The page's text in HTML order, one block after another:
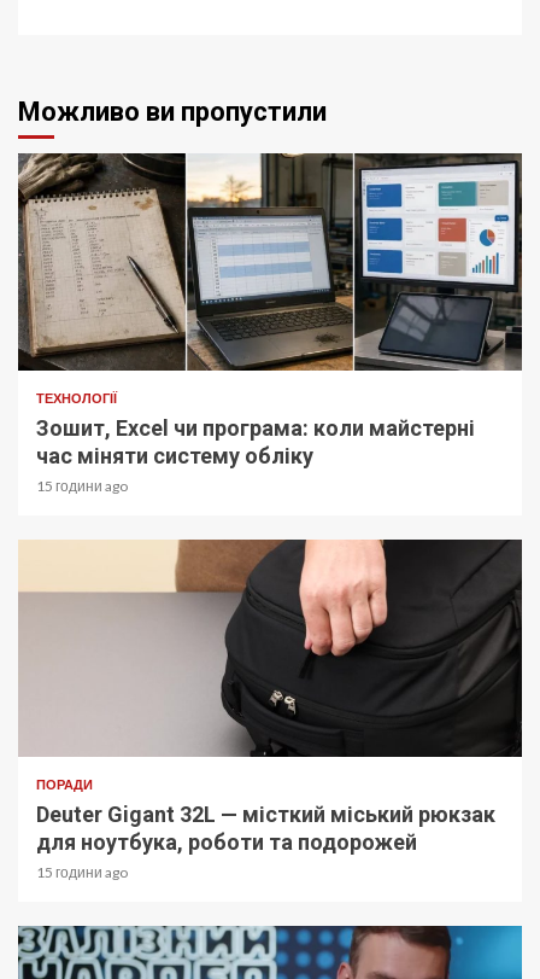
Можливо ви пропустили
ТЕХНОЛОГІЇ
Зошит, Excel чи програма: коли майстерні
час міняти систему обліку
15 години ago
ПОРАДИ
Deuter Gigant 32L — місткий міський рюкзак
для ноутбука, роботи та подорожей
15 години ago